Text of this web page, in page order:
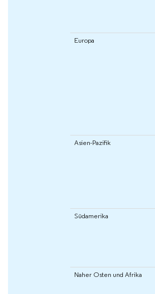
Europa
Asien-Pazifik
Südamerika
Naher Osten und Afrika